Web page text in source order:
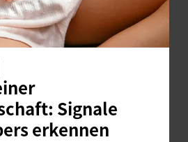
Signale
erkennen